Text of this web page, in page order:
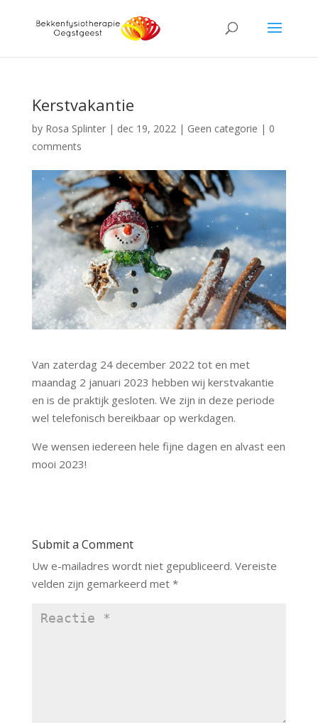
Kerstvakantie
by Rosa Splinter| dec 19, 2022| Geen categorie | 0
comments
Van zaterdag 24 december 2022 tot en met
maandag 2 januari 2023 hebben wij kerstvakantie
en is de praktijk gesloten. We zijn in deze periode
wel telefonisch bereikbaar op werkdagen.
We wensen iedereen hele fijne dagen en alvast een
mooi 2023!
Submit a Comment
Uw e-mailadres wordt niet gepubliceerd. Vereiste
velden zijn gemarkeerd met *